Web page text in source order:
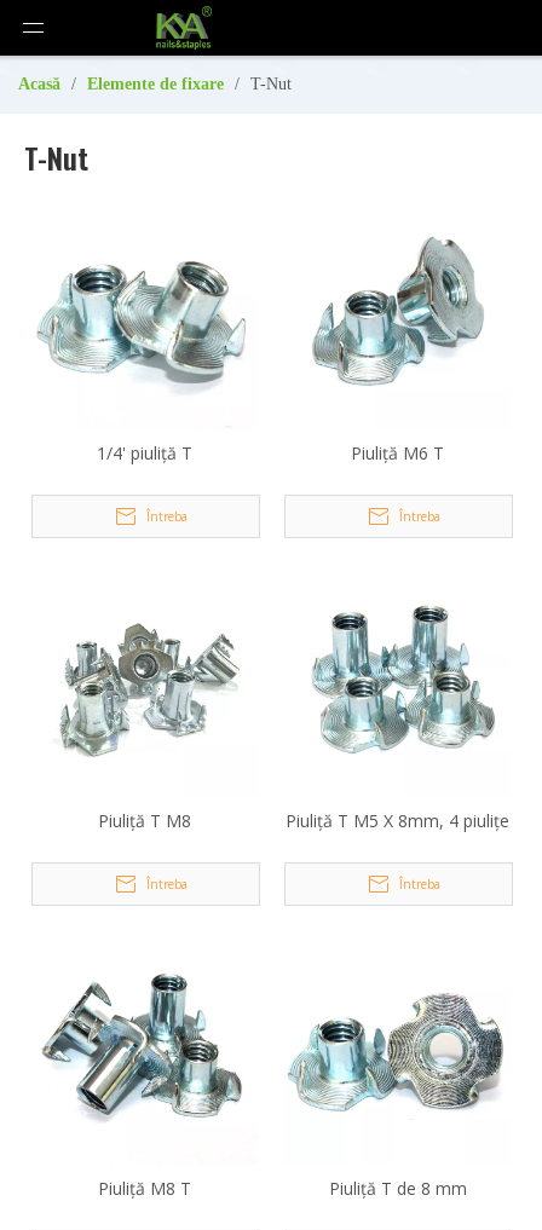
Acasă / Elemente de fixare / T-Nut
T-Nut
1/4' piuliță T
Întreba
Piuliță M6 T
Întreba
Piuliță T M8
Întreba
Piuliță T M5 X 8mm, 4 piulițe
Întreba
Piuliță M8 T Piuliță T de 8 mm